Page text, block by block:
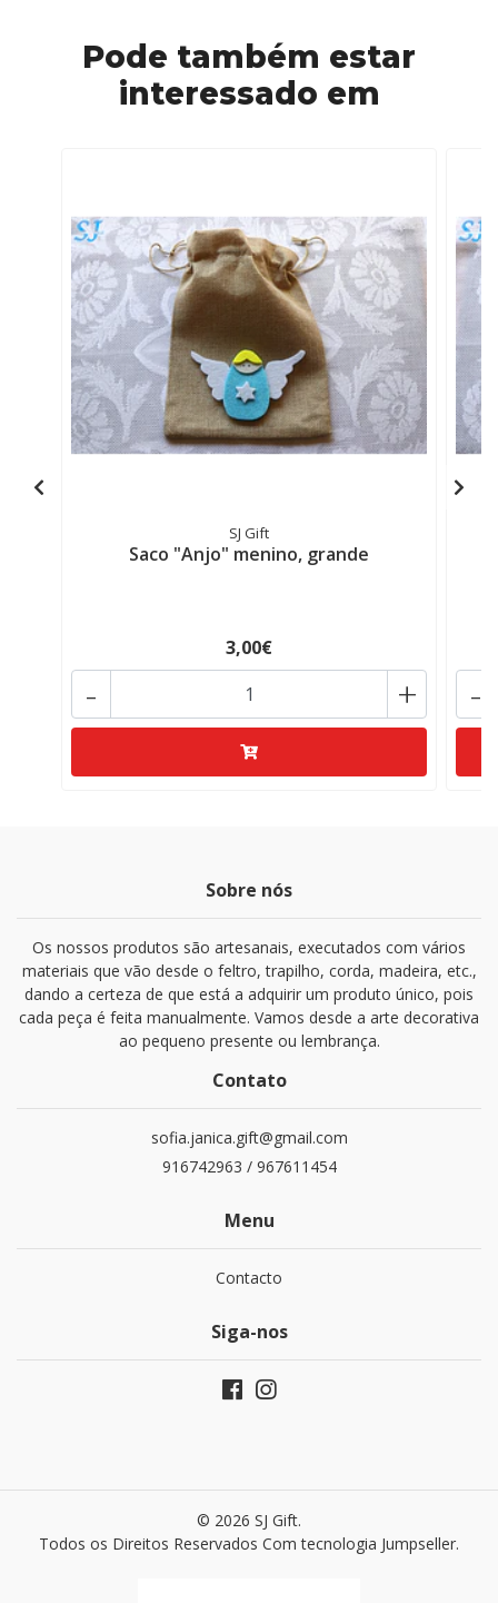
Pode também estar
interessado em
SJ Gift
Saco "Anjo" menino, grande
3,00€
+
- -
Sobre nós
Os nossos produtos são artesanais, executados com vários
materiais que vão desde o feltro, trapilho, corda, madeira, etc.,
dando a certeza de que está a adquirir um produto único, pois
cada peça é feita manualmente. Vamos desde a arte decorativa
ao pequeno presente ou lembrança.
Contato
sofia.janica.gift@gmail.com
916742963 / 967611454
Menu
Contacto
Siga-nos
© 2026 SJ Gift.
Todos os Direitos Reservados Com tecnologia Jumpseller.